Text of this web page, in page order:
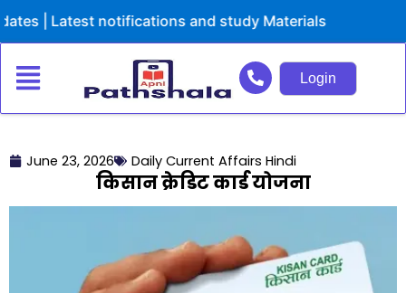
to
Latest notifications and study Materials
Login
June 23, 2026 Daily Current Affairs Hindi
किसान क्रेडिट कार्ड योजना